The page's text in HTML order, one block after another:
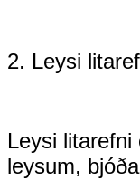
2. Leysi
Leysi
leysum,